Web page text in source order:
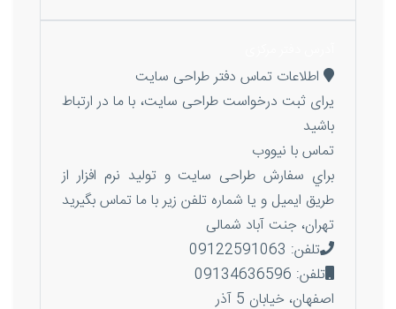
اطلاعات تماس دفتر طراحی سایت
یرای ثبت درخواست طراحی سایت، با ما در ارتباط
باشید
تماس با نیووب
براي سفارش طراحی سايت و توليد نرم افزار از
طريق ايميل و يا شماره تلفن زير با ما تماس بگيريد
تهران، جنت آباد شمالی
تلفن: 09122591063
تلفن: 09134636596
اصفهان، خیابان 5 آذر